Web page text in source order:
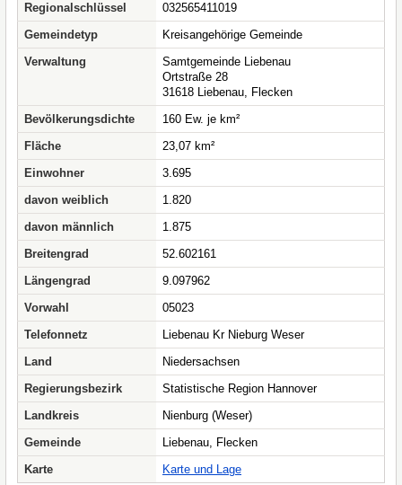
Regionalschlüssel
032565411019
Gemeindetyp
Kreisangehörige Gemeinde
Verwaltung
Samtgemeinde Liebenau
Ortstraße 28
31618 Liebenau, Flecken
Bevölkerungsdichte
160 Ew. je km²
Fläche
23,07 km²
Einwohner
3.695
davon weiblich
1.820
davon männlich
1.875
Breitengrad
52.602161
Längengrad
9.097962
Vorwahl
05023
Telefonnetz
Liebenau Kr Nieburg Weser
Land
Niedersachsen
Regierungsbezirk
Statistische Region Hannover
Landkreis
Nienburg (Weser)
Gemeinde
Liebenau, Flecken
Karte
Karte und Lage